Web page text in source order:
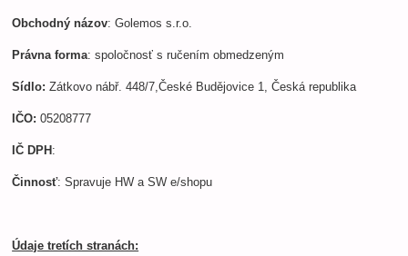
Obchodný názov: Golemos s.r.o.
Právna forma: spoločnosť s ručením obmedzeným
Sídlo: Zátkovo nábř. 448/7,České Budějovice 1, Česká republika
IČO: 05208777
IČ DPH :
Činnosť: Spravuje HW a SW e/shopu
Údaje tretích stranách: